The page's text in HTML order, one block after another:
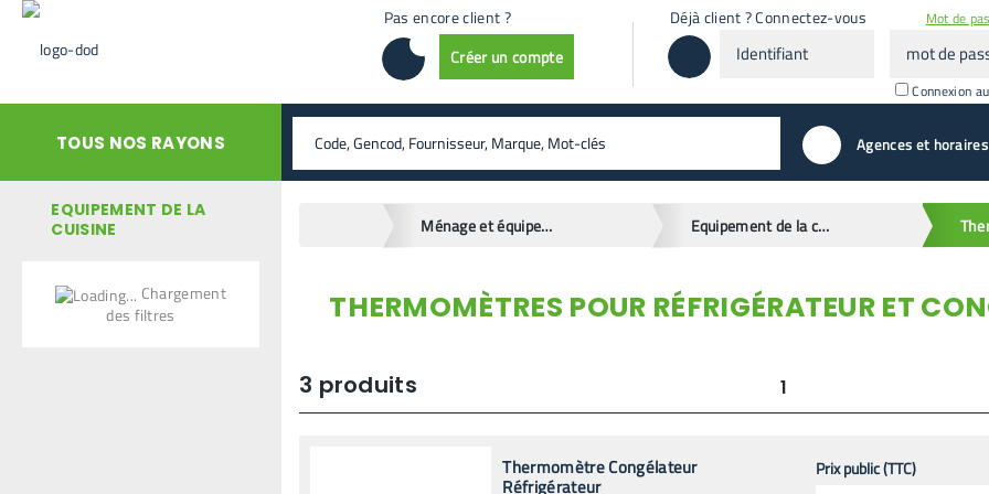
Pas encore client ?
Créer un compte
Déjà client ? Connectez-vous
passeConnexion
Mot de
TOUS NOS RAYONS rechercher valider Agences et horaires
EQUIPEMENT DE LA
CUISINE
Chargement
des filtres
Ménage et équipement de la maison Equipement de la cuisine
retour en arrière
THERMOMÈTRES POUR RÉFRIGÉRATEUR ET
3 produits 1
Thermomètre Congélateur
Réfrigérateur
Prix public (TTC)